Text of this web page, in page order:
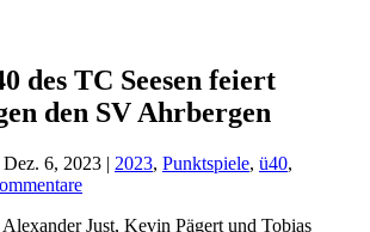
des TC Seesen feiert
den SV Ahrbergen
Dez. 6, 2023 | 2023, Punktspiele, ü40,